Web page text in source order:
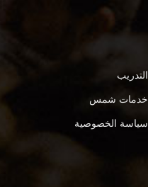
التدريب
خدمات شمس
سياسة الخصوصية